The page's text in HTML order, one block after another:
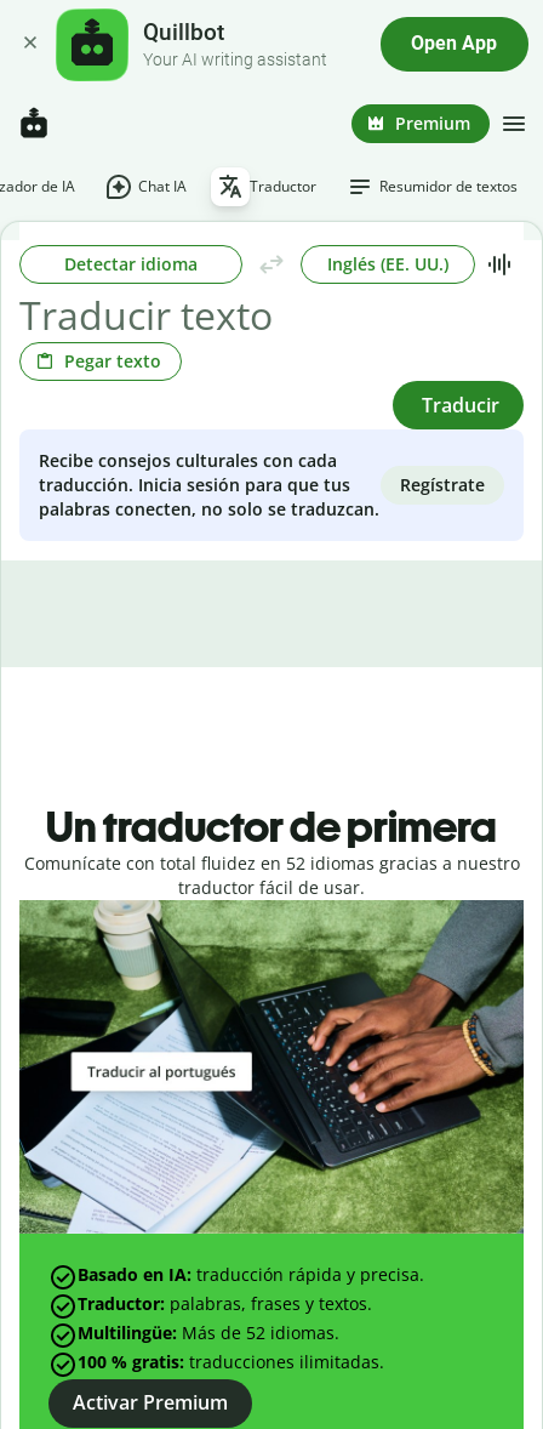
Quillbot
Your AI writing assistant
Open App
Premium
de IA Chat IA Traductor Resumidor de textos
Detectar idioma Inglés (EE. UU.)
Pegar texto
Traducir
Recibe consejos culturales con cada
traducción. Inicia sesión para que tus
palabras conecten, no solo se traduzcan.
Regístrate
Un traductor de primera
Comunícate con total fluidez en 52 idiomas gracias a nuestro
traductor fácil de usar.
Basado en IA: traducción rápida y precisa.
Traductor: palabras, frases y textos.
Multilingüe: Más de 52 idiomas.
100 % gratis: traducciones ilimitadas.
Activar Premium